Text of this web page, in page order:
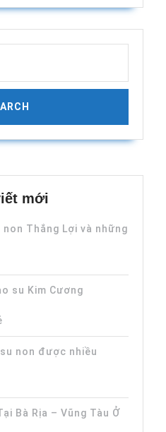
mới
non Thắng Lợi và những
su Kim Cương
non được nhiều
Bà Rịa – Vũng Tàu Ở